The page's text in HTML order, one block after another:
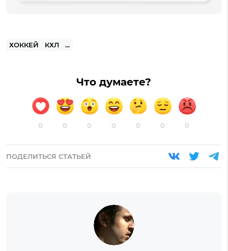
ХОККЕЙ КХЛ ...
Что думаете?
0 0 0 0 0 0 0
ПОДЕЛИТЬСЯ СТАТЬЕЙ